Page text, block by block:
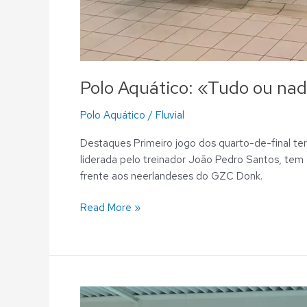
Polo Aquático: «Tudo ou
Polo Aquático / Fluvial
Destaques Primeiro jogo dos quarto-de-final
liderada pelo treinador João Pedro Santos,
frente aos neerlandeses do GZC Donk.
Read More »
Polo